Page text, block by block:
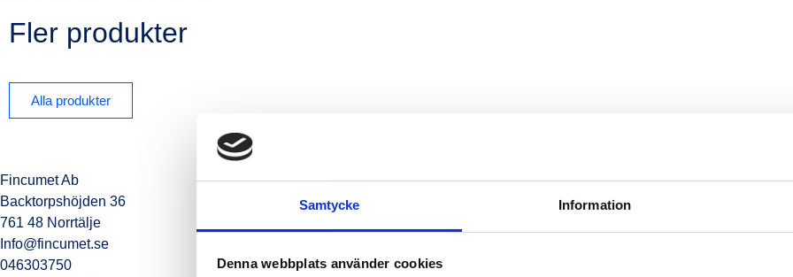
Samtycke Information
Denna webbplats använder cookies
Fler produkter
Alla produkter
Fincumet Ab
Backtorpshöjden 36
761 48 Norrtälje
Info@fincumet.se
046303750